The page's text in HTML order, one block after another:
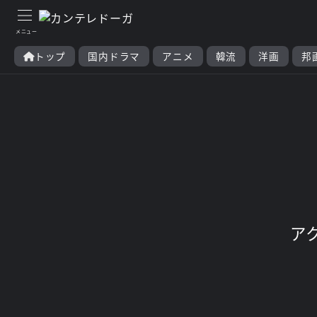
トップ 国内ドラマ アニメ 韓流 洋画 邦
ア